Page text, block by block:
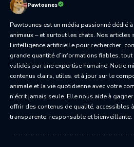
Pawtounes
Pawtounes est un média passionné dédié
animaux – et surtout les chats. Nos articles
l’intelligence artificielle pour rechercher,
grande quantité d’informations fiables,
validés par une expertise humaine. Notre
contenus clairs, utiles, et à jour sur le
animale et la vie quotidienne avec votre
n’écrit jamais seule. Elle nous aide à
offrir des contenus de qualité, accessibles
transparente, responsable et bienveillante.